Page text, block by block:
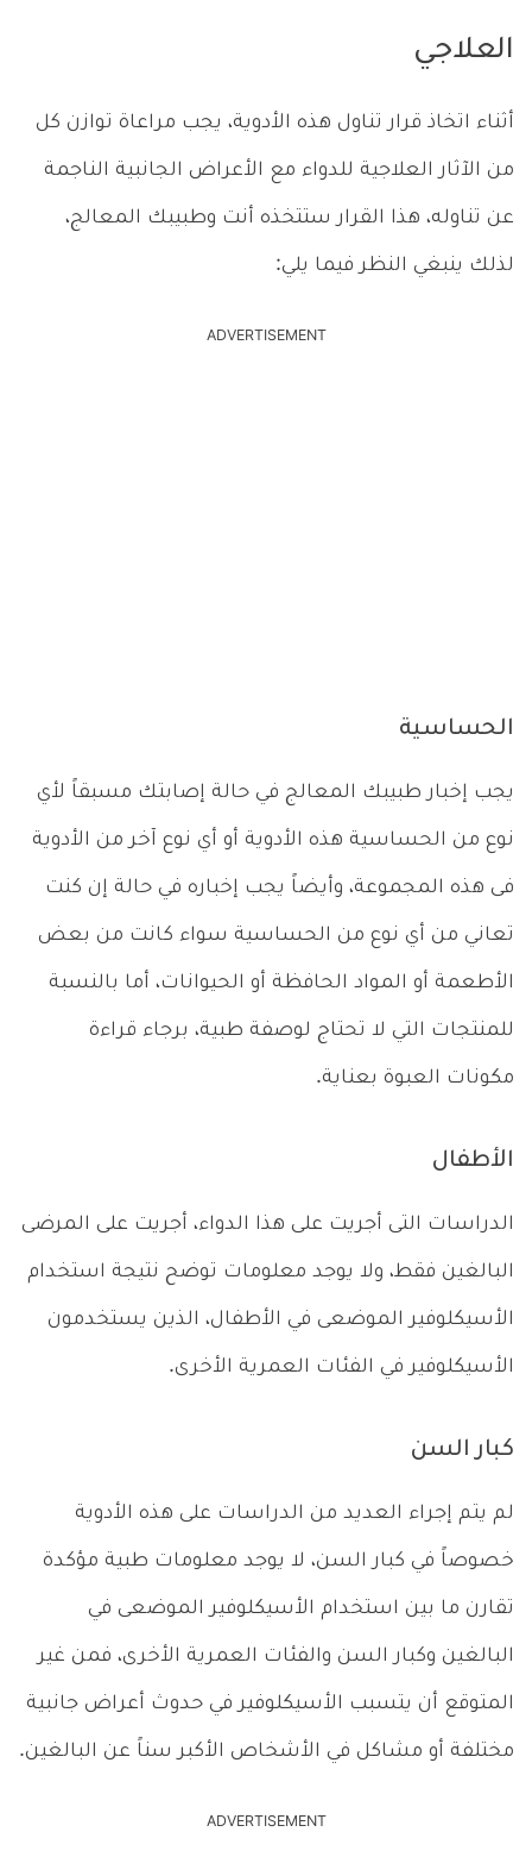
العلاجي
أثناء اتخاذ قرار تناول هذه الأدوية، يجب مراعاة توازن كل
من الآثار العلاجية للدواء مع الأعراض الجانبية الناجمة
عن تناوله، هذا القرار ستتخذه أنت وطبيبك المعالج،
لذلك ينبغي النظر فيما يلي:
ADVERTISEMENT
الحساسية
يجب إخبار طبيبك المعالج في حالة إصابتك مسبقاً لأي
نوع من الحساسية هذه الأدوية أو أي نوع آخر من الأدوية
فى هذه المجموعة، وأيضاً يجب إخباره في حالة إن كنت
تعاني من أي نوع من الحساسية سواء كانت من بعض
الأطعمة أو المواد الحافظة أو الحيوانات، أما بالنسبة
للمنتجات التي لا تحتاج لوصفة طبية، برجاء قراءة
مكونات العبوة بعناية.
الأطفال
الدراسات التى أجريت على هذا الدواء، أجريت على المرضى
البالغين فقط، ولا يوجد معلومات توضح نتيجة استخدام
الأسيكلوفير الموضعى في الأطفال، الذين يستخدمون
الأسيكلوفير في الفئات العمرية الأخرى.
كبار السن
لم يتم إجراء العديد من الدراسات على هذه الأدوية
خصوصاً في كبار السن، لا يوجد معلومات طبية مؤكدة
تقارن ما بين استخدام الأسيكلوفير الموضعى في
البالغين وكبار السن والفئات العمرية الأخرى، فمن غير
المتوقع أن يتسبب الأسيكلوفير في حدوث أعراض جانبية
مختلفة أو مشاكل في الأشخاص الأكبر سناً عن البالغين.
ADVERTISEMENT